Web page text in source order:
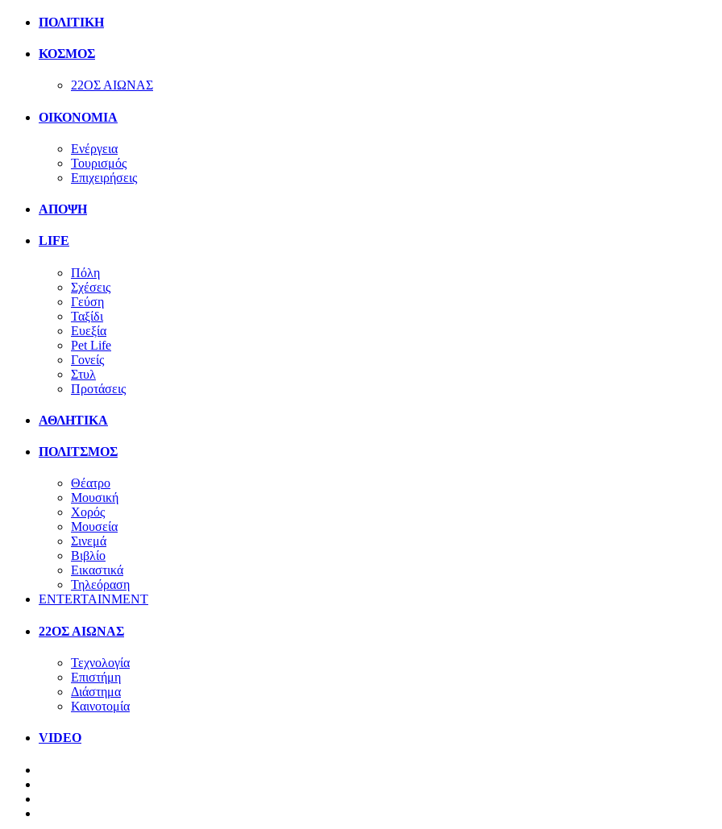
ΠΟΛΙΤΙΚΗ
ΚΟΣΜΟΣ
22ΟΣ ΑΙΩΝΑΣ
ΟΙΚΟΝΟΜΙΑ
Ενέργεια
Τουρισμός
Επιχειρήσεις
ΑΠΟΨΗ
LIFE
Πόλη
Σχέσεις
Γεύση
Ταξίδι
Ευεξία
Pet Life
Γονείς
Στυλ
Προτάσεις
ΑΘΛΗΤΙΚΑ
ΠΟΛΙΤΣΜΟΣ
Θέατρο
Μουσική
Χορός
Μουσεία
Σινεμά
Βιβλίο
Εικαστικά
Τηλεόραση
ENTERTAINMENT
22ΟΣ ΑΙΩΝΑΣ
Τεχνολογία
Επιστήμη
Διάστημα
Καινοτομία
VIDEO